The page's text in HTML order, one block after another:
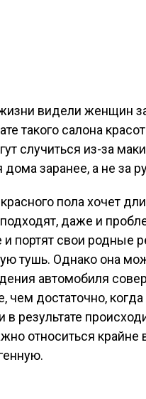
видели женщин
такого салона
случиться из-за
заранее, а не за
пола хочет
даже и
портят свои родные
тушь. Однако она
автомобиля
чем достаточно, когда
в результате
относиться крайне